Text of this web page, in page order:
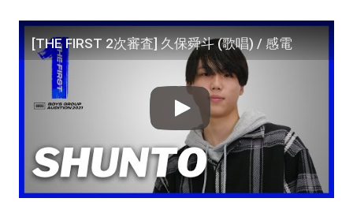
[THE FIRST 2次審査] 久保舜斗 (歌唱) / 感電